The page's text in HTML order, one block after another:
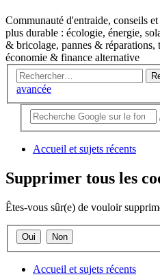
Communauté d'entraide, conseils
plus durable : écologie, énergie,
& bricolage, pannes &
économie & finance alternative
avancée
Accueil et sujets récents
Supprimer tous les
Êtes-vous sûr(e) de vouloir
Accueil et sujets récents